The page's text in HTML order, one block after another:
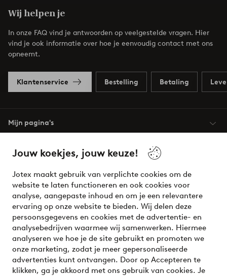
Jouw koekjes, jouw keuze!
Jotex maakt gebruik van verplichte cookies om de
website te laten functioneren en ook cookies voor
analyse, aangepaste inhoud en om je een relevantere
ervaring op onze website te bieden. Wij delen deze
persoonsgegevens en cookies met de advertentie- en
analysebedrijven waarmee wij samenwerken. Hiermee
analyseren we hoe je de site gebruikt en promoten we
onze marketing, zodat je meer gepersonaliseerde
advertenties kunt ontvangen. Door op Accepteren te
klikken, ga je akkoord met ons gebruik van cookies. Je
Wij helpen je
In onze FAQ vind je antwoorden op veelgestelde vragen. Hier
vind je ook informatie over hoe je eenvoudig contact met ons
opneemt.
Klantenservice Bestelling Betaling
Mijn pagina's
Over Jotex
Onze diensten
Voorwaarden
Meet our friend Ellos
Welcome to Ellos, the Nordic destination for fashion and
beauty! Get a clean, modern aesthetic and unique style for